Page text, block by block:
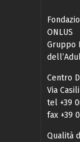
ONLUS
Gruppo
Centro
Via
tel +39
fax +39
Qualità